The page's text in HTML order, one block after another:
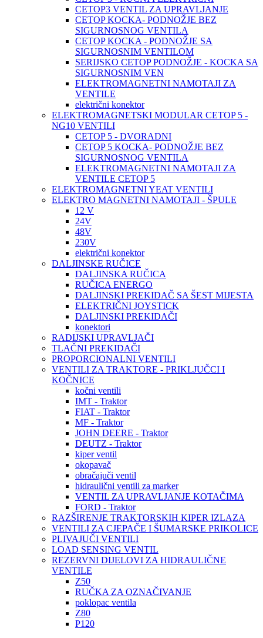
CETOP3 VENTIL ZA UPRAVLJANJE
CETOP KOCKA- PODNOŽJE BEZ
SIGURNOSNOG VENTILA
CETOP KOCKA - PODNOŽJE SA
SIGURNOSNIM VENTILOM
SERIJSKO CETOP PODNOŽJE - KOCKA SA
SIGURNOSNIM VEN
ELEKTROMAGNETNI NAMOTAJI ZA
VENTILE
električni konektor
ELEKTROMAGNETSKI MODULAR CETOP 5 -
NG10 VENTILI
CETOP 5 - DVORADNI
CETOP 5 KOCKA- PODNOŽJE BEZ
SIGURNOSNOG VENTILA
ELEKTROMAGNETNI NAMOTAJI ZA
VENTILE CETOP 5
ELEKTROMAGNETNI YEAT VENTILI
ELEKTRO MAGNETNI NAMOTAJI - ŠPULE
12 V
24V
48V
230V
električni konektor
DALJINSKE RUČICE
DALJINSKA RUČICA
RUČICA ENERGO
DALJINSKI PREKIDAČ SA ŠEST MIJESTA
ELEKTRIČNI JOYSTICK
DALJINSKI PREKIDAČI
konektori
RADIJSKI UPRAVLJAČI
TLAČNI PREKIDAČI
PROPORCIONALNI VENTILI
VENTILI ZA TRAKTORE - PRIKLJUČCI I
KOČNICE
kočni ventili
IMT - Traktor
FIAT - Traktor
MF - Traktor
JOHN DEERE - Traktor
DEUTZ - Traktor
kiper ventil
okopavač
obračajuči ventil
hidraulični ventili za marker
VENTIL ZA UPRAVLJANJE KOTAČIMA
FORD - Traktor
RAZŠIRENJE TRAKTORSKIH KIPER IZLAZA
VENTILI ZA CJEPAČE I ŠUMARSKE PRIKOLICE
PLIVAJUČI VENTILI
LOAD SENSING VENTIL
REZERVNI DIJELOVI ZA HIDRAULIČNE
VENTILE
Z50
RUČKA ZA OZNAČIVANJE
poklopac ventila
Z80
P120